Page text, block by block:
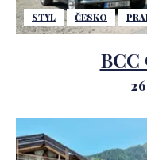
STYL ČESKO
BCC